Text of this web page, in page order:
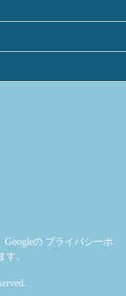
Googleの プライバシーポ
す。